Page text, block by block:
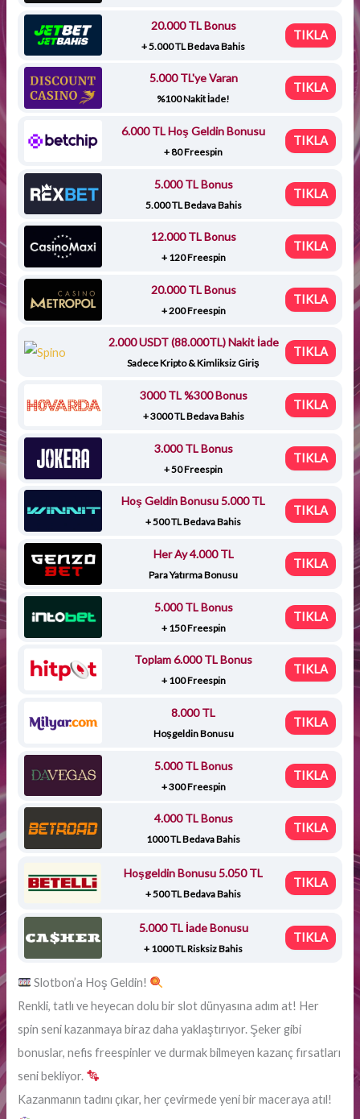
20.000 TL Bonus
+ 5.000 TL Bedava Bahis
TIKLA
5.000 TL'ye Varan
%100 Nakit İade!
TIKLA
6.000 TL Hoş Geldin Bonusu
+ 80 Freespin
TIKLA
5.000 TL Bonus
5.000 TL Bedava Bahis
TIKLA
12.000 TL Bonus
+ 120 Freespin
TIKLA
20.000 TL Bonus
+ 200 Freespin
TIKLA
2.000 USDT (88.000TL) Nakit İade
Sadece Kripto & Kimliksiz Giriş
TIKLA
3000 TL %300 Bonus
+ 3000 TL Bedava Bahis
TIKLA
3.000 TL Bonus
+ 50 Freespin
TIKLA
Hoş Geldin Bonusu 5.000 TL
+ 500 TL Bedava Bahis
TIKLA
Her Ay 4.000 TL
Para Yatırma Bonusu
TIKLA
5.000 TL Bonus
+ 150 Freespin
TIKLA
Toplam 6.000 TL Bonus
+ 100 Freespin
TIKLA
8.000 TL
Hoşgeldin Bonusu
TIKLA
5.000 TL Bonus
+ 300 Freespin
TIKLA
4.000 TL Bonus
1000 TL Bedava Bahis
TIKLA
Hoşgeldin Bonusu 5.050 TL
+ 500 TL Bedava Bahis
TIKLA
5.000 TL İade Bonusu
+ 1000 TL Risksiz Bahis
TIKLA
Slotbon’a Hoş Geldin!
Renkli, tatlı ve heyecan dolu bir slot dünyasına adım at! Her
spin seni kazanmaya biraz daha yaklaştırıyor. Şeker gibi
bonuslar, nefis freespinler ve durmak bilmeyen kazanç fırsatları
seni bekliyor.
Kazanmanın tadını çıkar, her çevirmede yeni bir maceraya atıl!